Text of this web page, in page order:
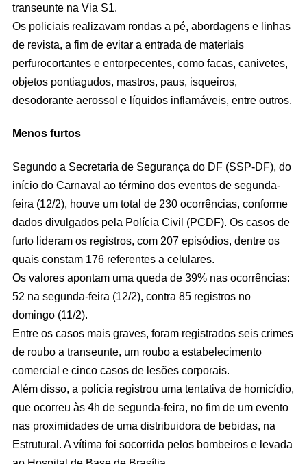
transeunte na Via S1.
Os policiais realizavam rondas a pé, abordagens e linhas
de revista, a fim de evitar a entrada de materiais
perfurocortantes e entorpecentes, como facas, canivetes,
objetos pontiagudos, mastros, paus, isqueiros,
desodorante aerossol e líquidos inflamáveis, entre outros.
Menos furtos
Segundo a Secretaria de Segurança do DF (SSP-DF), do
início do Carnaval ao término dos eventos de segunda-
feira (12/2), houve um total de 230 ocorrências, conforme
dados divulgados pela Polícia Civil (PCDF). Os casos de
furto lideram os registros, com 207 episódios, dentre os
quais constam 176 referentes a celulares.
Os valores apontam uma queda de 39% nas ocorrências:
52 na segunda-feira (12/2), contra 85 registros no
domingo (11/2).
Entre os casos mais graves, foram registrados seis crimes
de roubo a transeunte, um roubo a estabelecimento
comercial e cinco casos de lesões corporais.
Além disso, a polícia registrou uma tentativa de homicídio,
que ocorreu às 4h de segunda-feira, no fim de um evento
nas proximidades de uma distribuidora de bebidas, na
Estrutural. A vítima foi socorrida pelos bombeiros e levada